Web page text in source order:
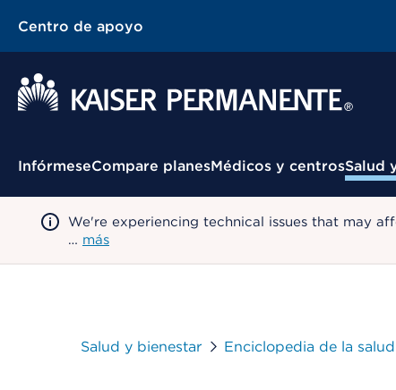
Centro de apoyo
Menú contextual
InfórmeseCompare planesMédicos y centrosSalud
We're experiencing technical issues that may
… más
Salud y bienestar Enciclopedia de la salud